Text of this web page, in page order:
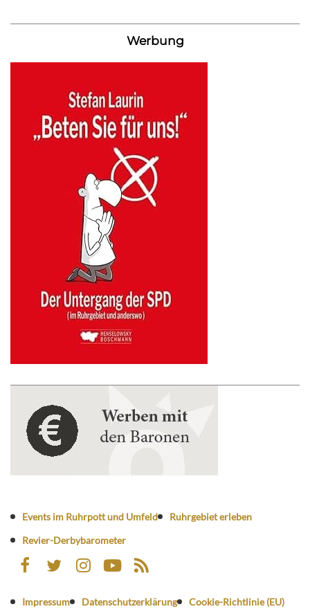
Werbung
Events im Ruhrpott und Umfeld
Ruhrgebiet erleben
Revier-Derbybarometer
Impressum Datenschutzerklärung Cookie-Richtlinie (EU)